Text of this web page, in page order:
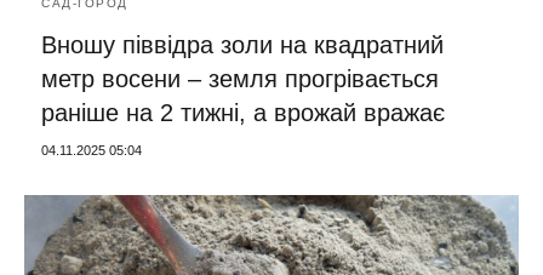
САД-ГОРОД
Вношу піввідра золи на квадратний
метр восени – земля прогрівається
раніше на 2 тижні, а врожай вражає
04.11.2025 05:04